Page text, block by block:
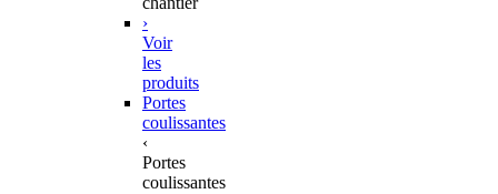
›
Voir
les
produits
Portes
coulissantes
‹
Portes
coulissantes